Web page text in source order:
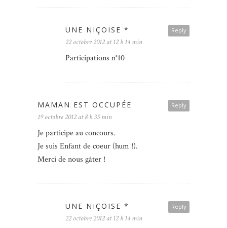
Reply
UNE NIÇOISE *
22 octobre 2012 at 12 h 14 min
Participations n°10
Reply
MAMAN EST OCCUPÉE
19 octobre 2012 at 8 h 35 min
Je participe au concours.
Je suis Enfant de coeur (hum !).
Merci de nous gâter !
Reply
UNE NIÇOISE *
22 octobre 2012 at 12 h 14 min